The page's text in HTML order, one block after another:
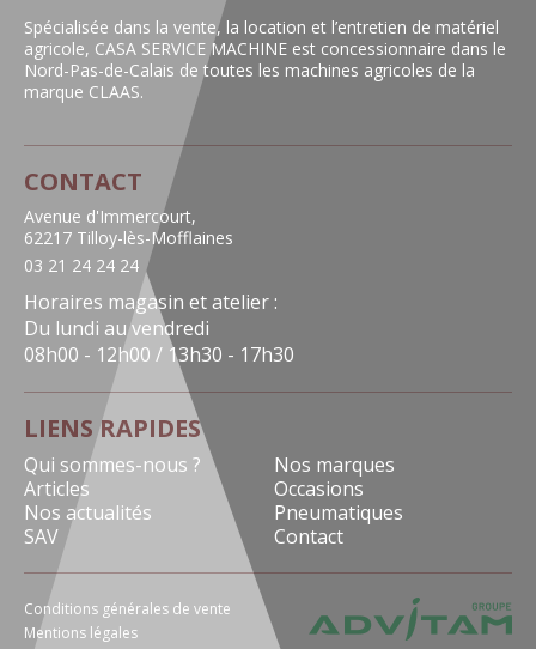
Spécialisée dans la vente, la location et l’entretien de matériel
agricole, CASA SERVICE MACHINE est concessionnaire dans le
Nord-Pas-de-Calais de toutes les machines agricoles de la
marque CLAAS.
CONTACT
Avenue d'Immercourt,
62217 Tilloy-lès-Mofflaines
03 21 24 24 24
Horaires magasin et atelier :
Du lundi au vendredi
08h00 - 12h00 / 13h30 - 17h30
LIENS RAPIDES
Qui sommes-nous ?
Nos marques
Articles
Occasions
Nos actualités
Pneumatiques
SAV
Contact
Conditions générales de vente
Mentions légales